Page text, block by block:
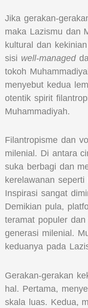
Jika gerakan-
maka Lazismu dan
kultural dan
sisi well-managed
tokoh
menyebut kedua
otentik spirit
Muhammadiyah.
Filantropisme dan
milenial. Di antara
suka berbagi dan
kerelawanan
Inspirasi sangat
Demikian pula,
teramat populer
generasi milenial.
keduanya pada
Gerakan-gerakan
hal. Pertama,
skala luas. Kedua,